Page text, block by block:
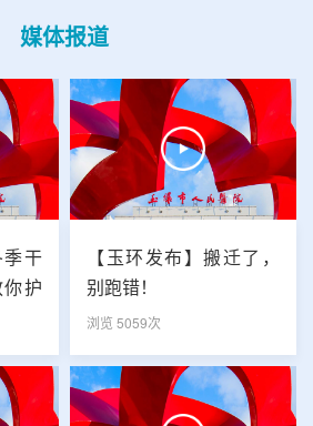
媒体报道
季干
护
【玉环发布】搬迁了，
别跑错！
浏览 5059次